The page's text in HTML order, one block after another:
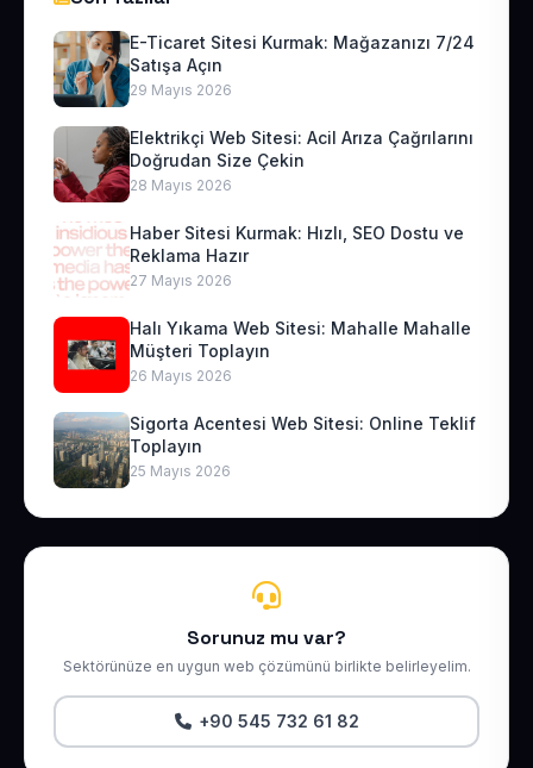
E-Ticaret Sitesi Kurmak: Mağazanızı 7/24
Satışa Açın
29 Mayıs 2026
Elektrikçi Web Sitesi: Acil Arıza Çağrılarını
Doğrudan Size Çekin
28 Mayıs 2026
Haber Sitesi Kurmak: Hızlı, SEO Dostu ve
Reklama Hazır
27 Mayıs 2026
Halı Yıkama Web Sitesi: Mahalle Mahalle
Müşteri Toplayın
26 Mayıs 2026
Sigorta Acentesi Web Sitesi: Online Teklif
Toplayın
25 Mayıs 2026
Sorunuz mu var?
Sektörünüze en uygun web çözümünü birlikte belirleyelim.
+90 545 732 61 82